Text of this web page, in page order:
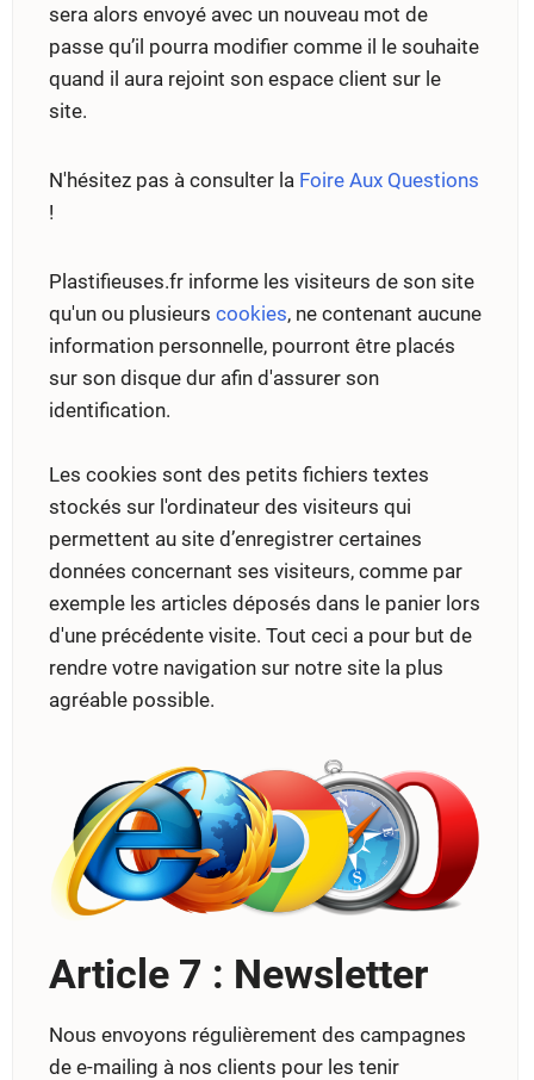
sera alors envoyé avec un nouveau mot de
passe qu’il pourra modifier comme il le souhaite
quand il aura rejoint son espace client sur le
site.
N'hésitez pas à consulter la Foire Aux Questions
!
Plastifieuses.fr informe les visiteurs de son site
qu'un ou plusieurs cookies, ne contenant aucune
information personnelle, pourront être placés
sur son disque dur afin d'assurer son
identification.
Les cookies sont des petits fichiers textes
stockés sur l'ordinateur des visiteurs qui
permettent au site d’enregistrer certaines
données concernant ses visiteurs, comme par
exemple les articles déposés dans le panier lors
d'une précédente visite. Tout ceci a pour but de
rendre votre navigation sur notre site la plus
agréable possible.
Article 7 : Newsletter
Nous envoyons régulièrement des campagnes
de e-mailing à nos clients pour les tenir